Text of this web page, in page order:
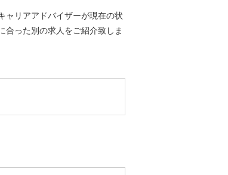
ャリアアドバイザーが現在の状
合った別の求人をご紹介致しま